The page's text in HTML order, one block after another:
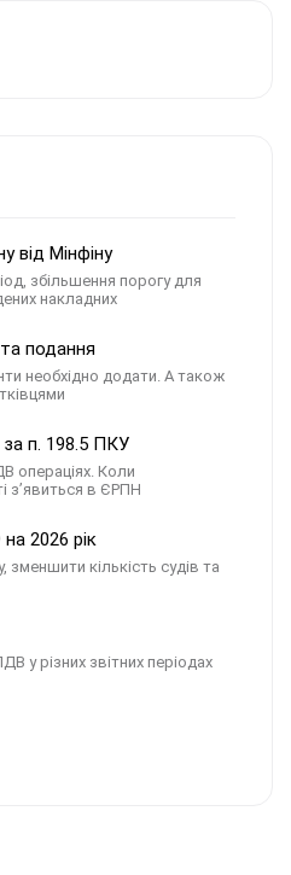
від Мінфіну
збільшення порогу для
накладних
подання
необхідно додати. А також
п. 198.5 ПКУ
операціях. Коли
з’явиться в ЄРПН
2026 рік
кількість судів та
у різних звітних періодах